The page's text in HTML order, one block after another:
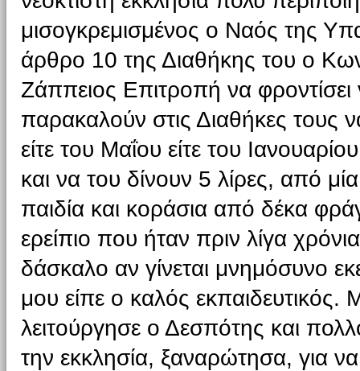
μισογκρεμισμένος ο Ναός της
άρθρο 10 της Διαθήκης του ο
Ζάππειος Επιτροπή να φροντίσει
παρακαλούν στις Διαθήκες τους
είτε του Μαΐου είτε του
και να του δίνουν 5 λίρες, από μία
παιδία και κοράσια από δέκα
ερείπιο που ήταν πριν λίγα
δάσκαλο αν γίνεται μνημόσυνο
μου είπε ο καλός
λειτούργησε ο Δεσπότης και
την εκκλησία, ξαναρώτησα, για